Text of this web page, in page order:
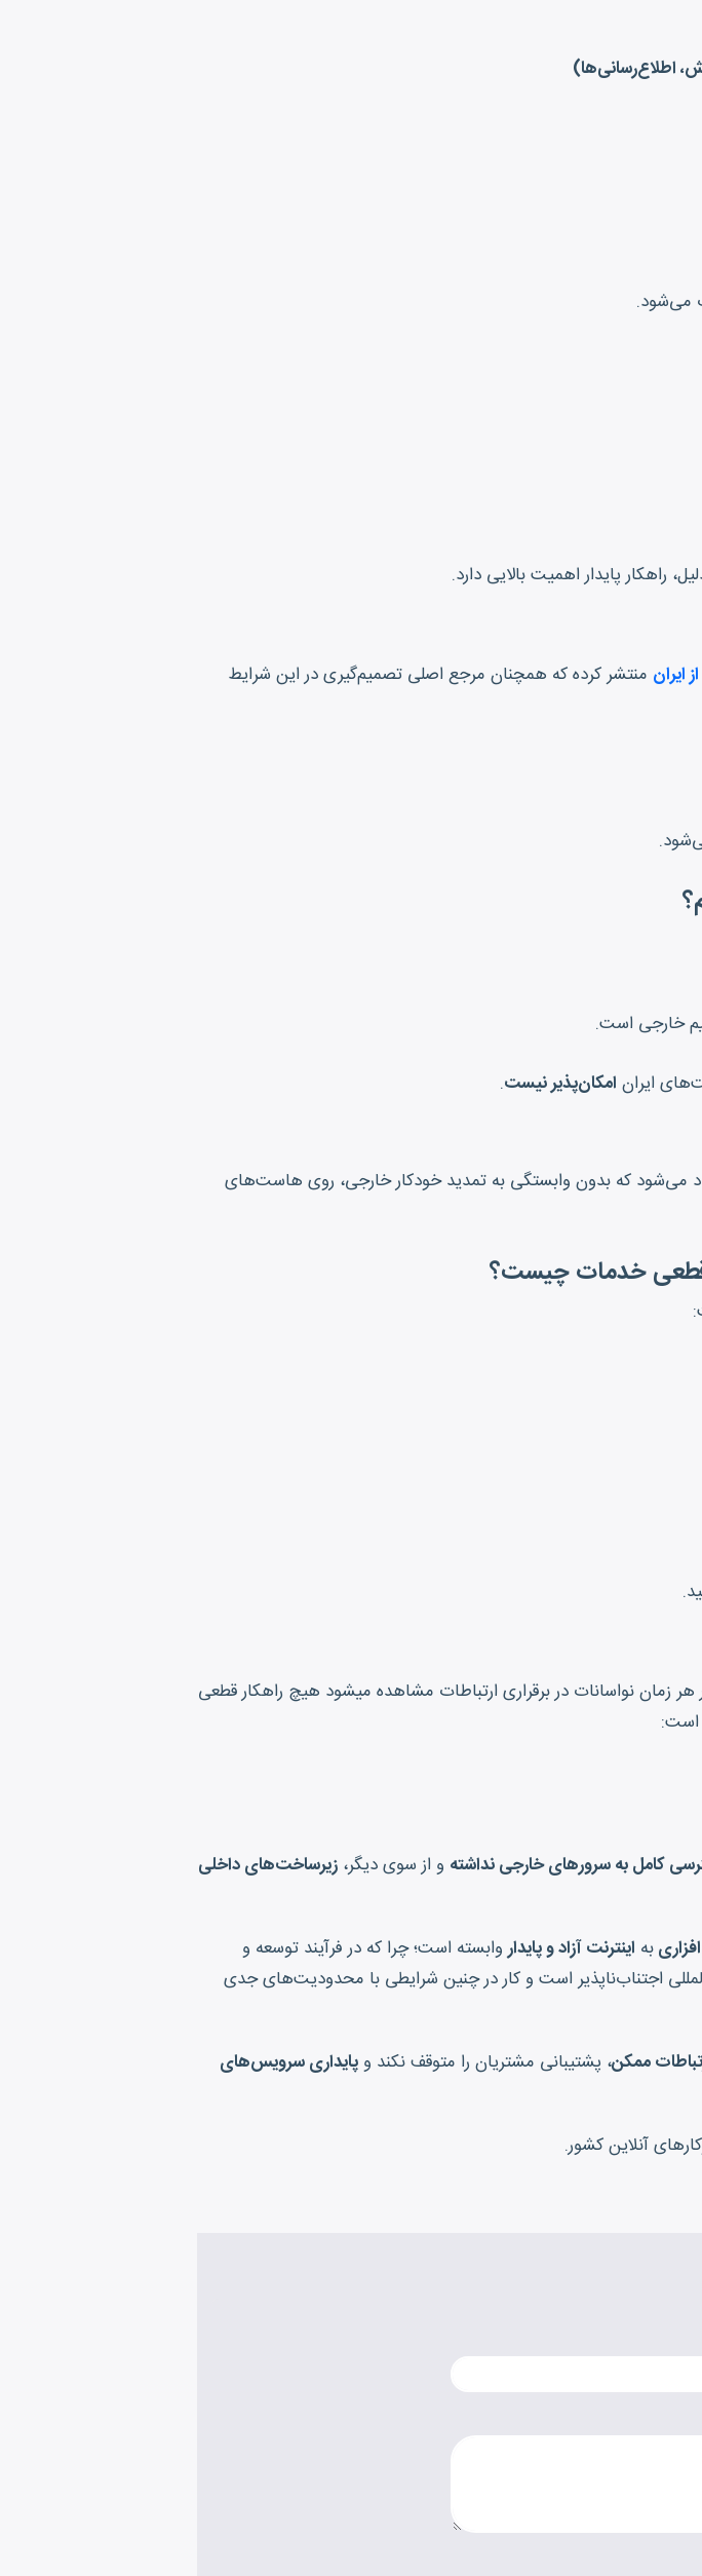
می‌شود.
ایران منتشر کرده که همچنان مرجع اصلی تصمیم‌گیری در این شرایط
خارجی است.
امکان‌پذیر نیست.
می‌شود که بدون وابستگی به تمدید خودکار خارجی، روی هاست‌های
قطعی خدمات چیست؟
زمان نواسانات در برقراری ارتباطات مشاهده میشود هیچ راهکار قطعی
است:
کامل به سرورهای خارجی نداشته و از سوی دیگر، زیرساخت‌های داخلی
به اینترنت آزاد و پایداروابسته است؛ چرا که در فرآیند توسعه و
اجتناب‌ناپذیر است و کار در چنین شرایطی با محدودیت‌های جدی
ممکن، پشتیبانی مشتریان را متوقف نکند وپایداری سرویس‌های
آنلاین کشور.